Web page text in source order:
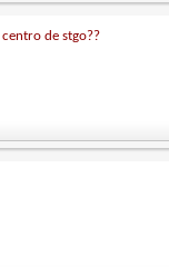
de stgo??